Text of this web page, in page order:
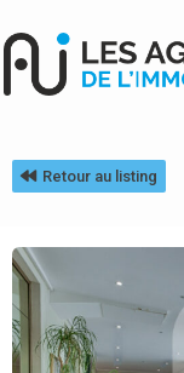
Retour au listing